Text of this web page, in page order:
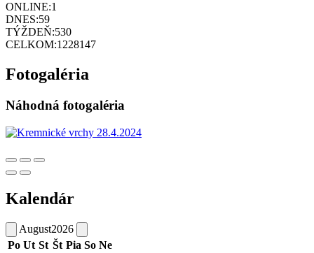
ONLINE:1
DNES:59
TÝŽDEŇ:530
CELKOM:1228147
Fotogaléria
Náhodná fotogaléria
Kalendár
August2026
Po Ut St Št Pia So Ne